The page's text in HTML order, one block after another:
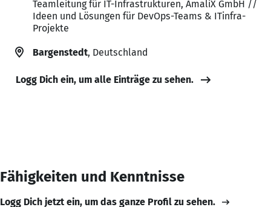
Teamleitung für IT-Infrastrukturen, AmaliX GmbH //
Ideen und Lösungen für DevOps-Teams & ITinfra-
Projekte
Bargenstedt, Deutschland
Logg Dich ein, um alle Einträge zu sehen.
Fähigkeiten und Kenntnisse
Logg Dich jetzt ein, um das ganze Profil zu sehen.